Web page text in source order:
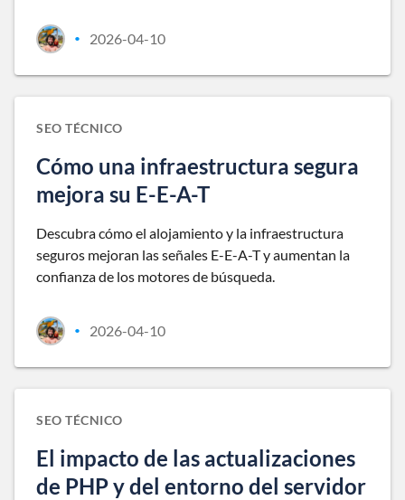
• 2026-04-10
SEO TÉCNICO
Cómo una infraestructura segura
mejora su E-E-A-T
Descubra cómo el alojamiento y la infraestructura
seguros mejoran las señales E-E-A-T y aumentan la
confianza de los motores de búsqueda.
• 2026-04-10
SEO TÉCNICO
El impacto de las actualizaciones
de PHP y del entorno del servidor